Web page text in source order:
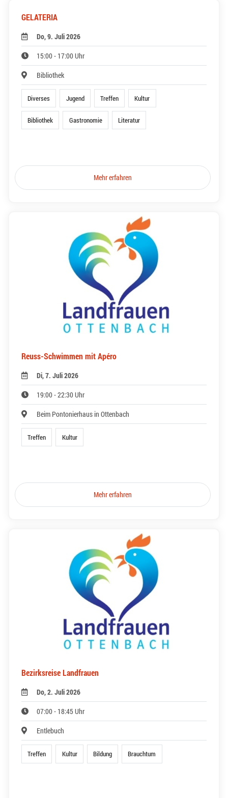
GELATERIA
Do, 9. Juli 2026
15:00 - 17:00 Uhr
Bibliothek
Diverses Jugend Treffen Kultur
Bibliothek Gastronomie Literatur
Mehr erfahren
Reuss-Schwimmen mit Apéro
Di, 7. Juli 2026
19:00 - 22:30 Uhr
Beim Pontonierhaus in Ottenbach
Treffen Kultur
Mehr erfahren
Bezirksreise Landfrauen
Do, 2. Juli 2026
07:00 - 18:45 Uhr
Entlebuch
Treffen Kultur Bildung Brauchtum